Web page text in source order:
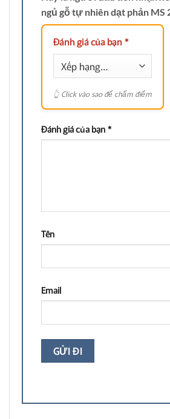
ngủ gỗ tự nhiên dạt phản MS
Đánh giá của bạn*
Đánh giá của bạn*
Tên
Email